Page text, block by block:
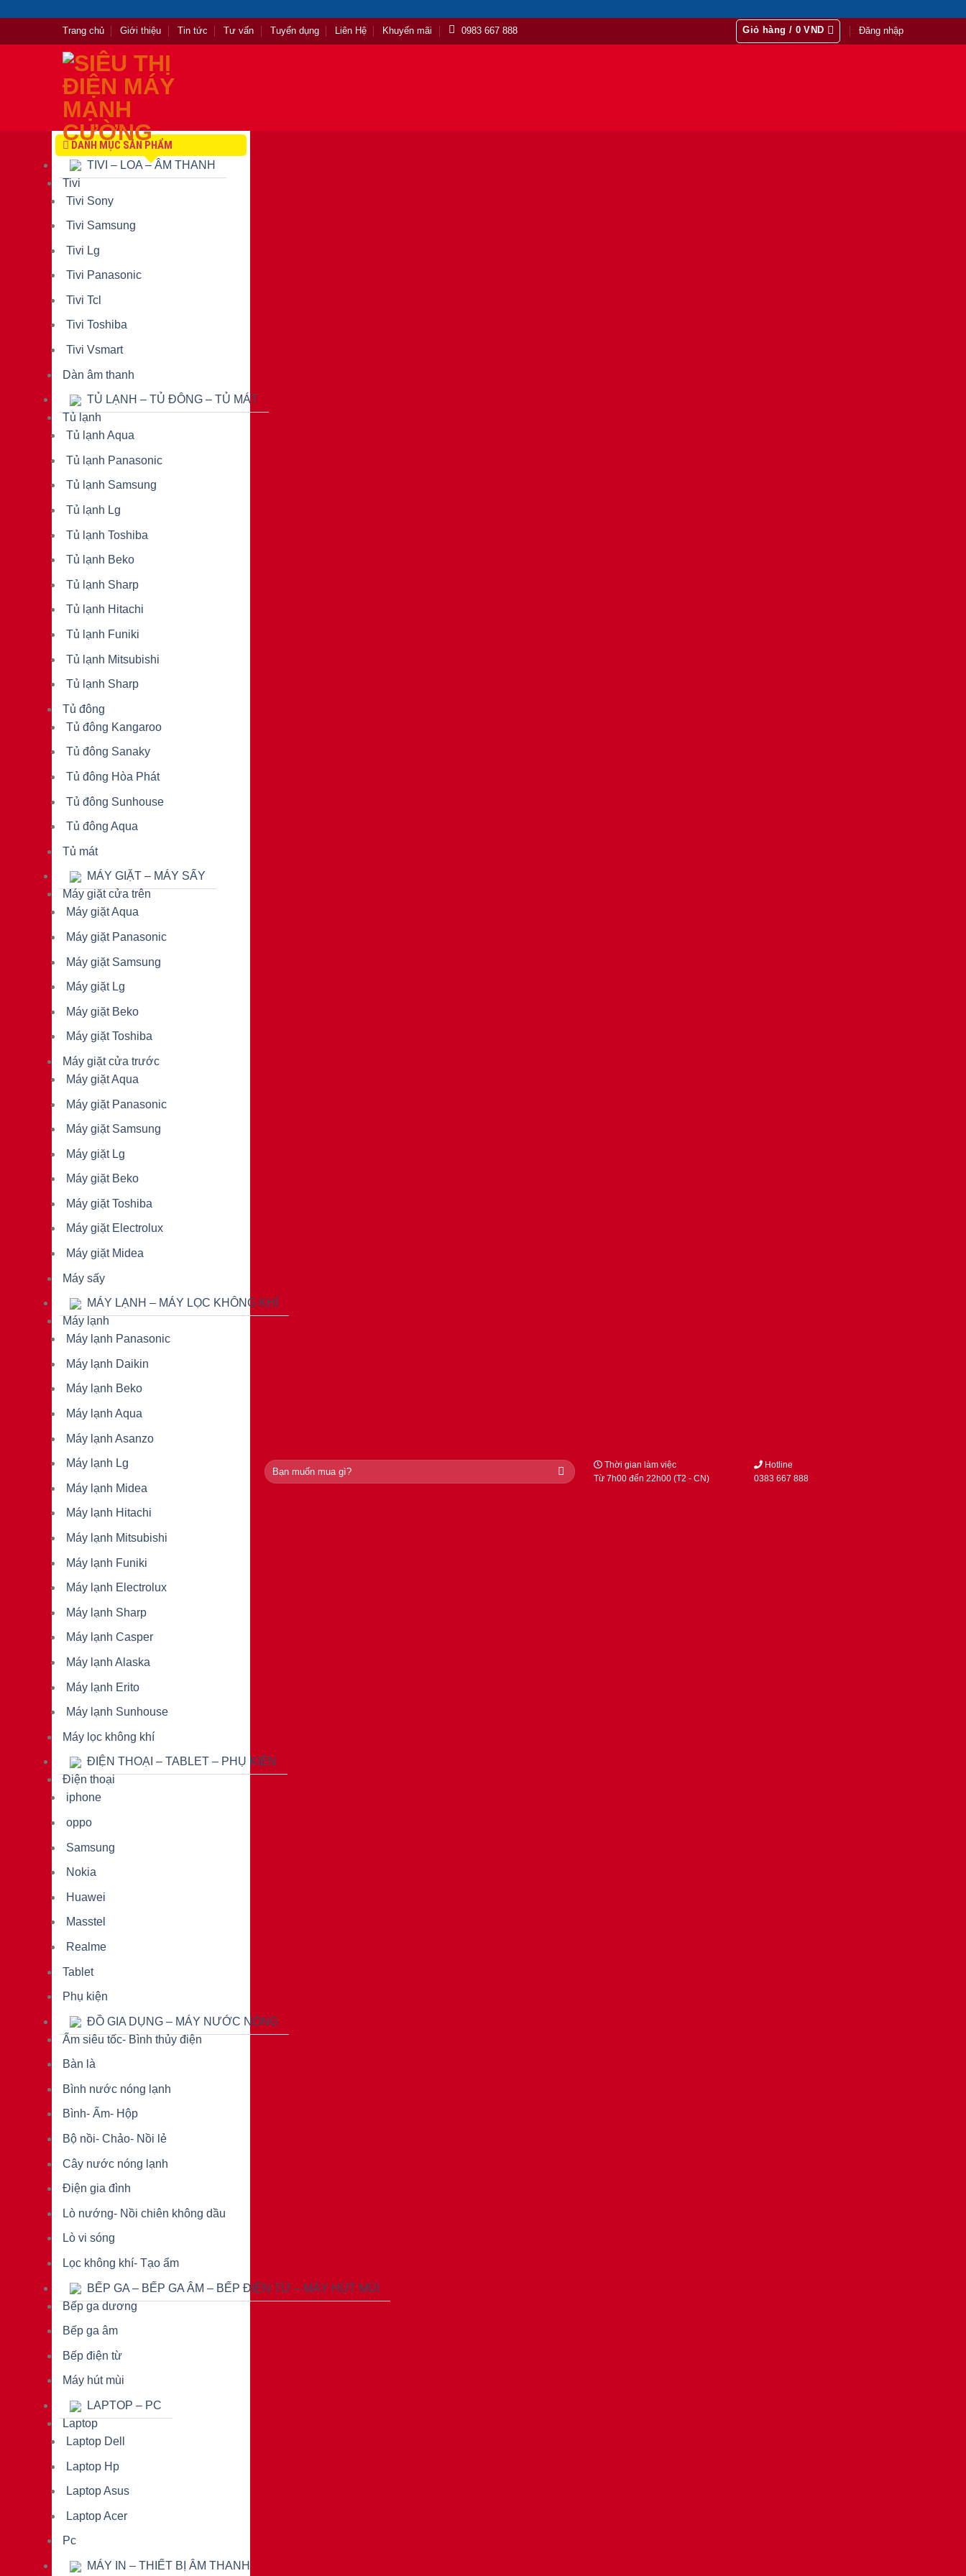
content
Trang chủ Giới thiệu Tin tức Tư vấn Tuyển dụng Liên Hệ Khuyến mãi 0983 667 888 Giỏ hàng / 0VND Đăng nhập
DANH MỤC SẢN PHẨM
TIVI – LOA – ÂM THANH
Tivi
Tivi Sony
Tivi Samsung
Tivi Lg
Tivi Panasonic
Tivi Tcl
Tivi Toshiba
Tivi Vsmart
Dàn âm thanh
TỦ LẠNH – TỦ ĐÔNG – TỦ MÁT
Tủ lạnh
Tủ lạnh Aqua
Tủ lạnh Panasonic
Tủ lạnh Samsung
Tủ lạnh Lg
Tủ lạnh Toshiba
Tủ lạnh Beko
Tủ lạnh Sharp
Tủ lạnh Hitachi
Tủ lạnh Funiki
Tủ lạnh Mitsubishi
Tủ lạnh Sharp
Tủ đông
Tủ đông Kangaroo
Tủ đông Sanaky
Tủ đông Hòa Phát
Tủ đông Sunhouse
Tủ đông Aqua
Tủ mát
MÁY GIẶT – MÁY SẤY
Máy giặt cửa trên
Máy giặt Aqua
Máy giặt Panasonic
Máy giặt Samsung
Máy giặt Lg
Máy giặt Beko
Máy giặt Toshiba
Máy giặt cửa trước
Máy giặt Aqua
Máy giặt Panasonic
Máy giặt Samsung
Máy giặt Lg
Máy giặt Beko
Máy giặt Toshiba
Máy giặt Electrolux
Máy giặt Midea
Máy sấy
MÁY LẠNH – MÁY LỌC KHÔNG KHÍ
Máy lạnh
Máy lạnh Panasonic
Máy lạnh Daikin
Máy lạnh Beko
Máy lạnh Aqua
Máy lạnh Asanzo
Máy lạnh Lg
Máy lạnh Midea
Máy lạnh Hitachi
Máy lạnh Mitsubishi
Máy lạnh Funiki
Máy lạnh Electrolux
Máy lạnh Sharp
Máy lạnh Casper
Máy lạnh Alaska
Máy lạnh Erito
Máy lạnh Sunhouse
Máy lọc không khí
ĐIỆN THOẠI – TABLET – PHỤ KIỆN
Điện thoại
iphone
oppo
Samsung
Nokia
Huawei
Masstel
Realme
Tablet
Phụ kiện
ĐỒ GIA DỤNG – MÁY NƯỚC NÓNG
Ấm siêu tốc- Bình thủy điện
Bàn là
Bình nước nóng lạnh
Bình- Ấm- Hộp
Bộ nồi- Chảo- Nồi lẻ
Cây nước nóng lạnh
Điện gia đình
Lò nướng- Nồi chiên không dầu
Lò vi sóng
Lọc không khí- Tạo ẩm
BẾP GA – BẾP GA ÂM – BẾP ĐIỆN TỪ – MÁY HÚT MÙI
Bếp ga dương
Bếp ga âm
Bếp điện từ
Máy hút mùi
LAPTOP – PC
Laptop
Laptop Dell
Laptop Hp
Laptop Asus
Laptop Acer
Pc
MÁY IN – THIẾT BỊ ÂM THANH
Tìm
kiếm:
Thời gian làm việc
Từ 7h00 đến 22h00 (T2 - CN)
Hotline
0383 667 888